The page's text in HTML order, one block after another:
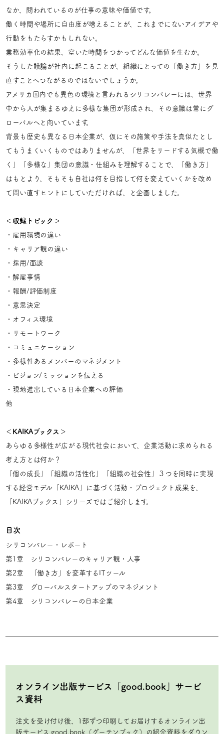
なか、問われているのが仕事の意味や価値です。
働く時間や場所に自由度が増えることが、これまでにないアイデアや
行動をもたらすかもしれない。
業務効率化の結果、空いた時間をつかってどんな価値を生むか。
そうした議論が社内に起こることが、組織にとっての「働き方」を見
直すことへつながるのではないでしょうか。
アメリカ国内でも異色の環境と言われるシリコンバレーには、世界
中から人が集まるゆえに多様な集団が形成され、その意識は常にグ
ローバルへと向いています。
背景も歴史も異なる日本企業が、仮にその施策や手法を真似たとし
てもうまくいくものではありませんが、「世界をリードする気概で働
く」「多様な」集団の意識・仕組みを理解することで、「働き方」
はもとより、そもそも自社は何を目指して何を変えていくかを改め
て問い直すヒントにしていただければ、と企画しました。
＜収録トピック＞
・雇用環境の違い
・キャリア観の違い
・採用/面談
・解雇事情
・報酬/評価制度
・意思決定
・オフィス環境
・リモートワーク
・コミュニケーション
・多様性あるメンバーのマネジメント
・ビジョン/ミッションを伝える
・現地進出している日本企業への評価
他
＜KAIKAブックス＞
あらゆる多様性が広がる現代社会において、企業活動に求められる
考え方とは何か？
「個の成長」「組織の活性化」「組織の社会性」３つを同時に実現
する経営モデル「KAIKA」に基づく活動・プロジェクト成果を、
「KAIKAブックス」シリーズではご紹介します。
目次
シリコンバレー・レポート
第1章 シリコンバレーのキャリア観・人事
第2章 「働き方」を変革するITツール
第3章 グローバルスタートアップのマネジメント
第4章 シリコンバレーの日本企業
オンライン出版サービス「good.book」サービ
ス資料
注文を受け付け後、1部ずつ印刷してお届けするオンライン出
版サービス good.book（グーテンブック）の紹介資料をダウン